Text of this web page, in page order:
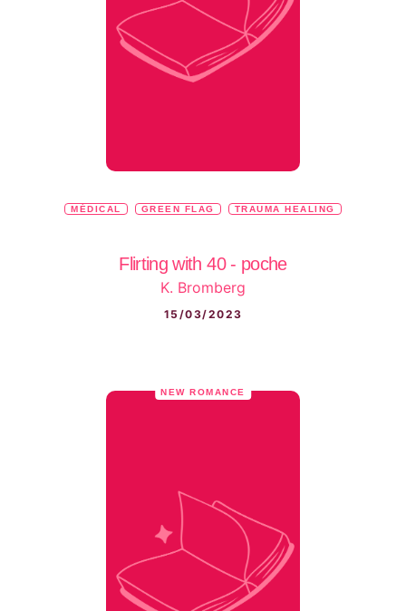
MÉDICAL GREEN FLAG TRAUMA HEALING
Flirting with 40 - poche
K. Bromberg
15/03/2023
NEW ROMANCE